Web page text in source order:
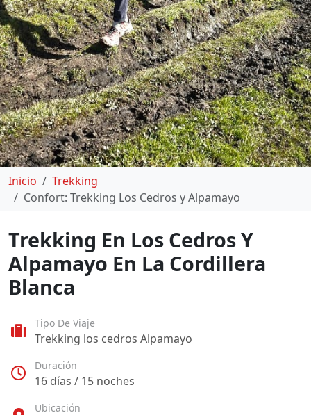
Inicio
Trekking
Confort: Trekking Los Cedros y Alpamayo
Trekking En Los Cedros Y
Alpamayo En La Cordillera
Blanca
Tipo De Viaje
Trekking los cedros Alpamayo
Duración
16 días / 15 noches
Ubicación